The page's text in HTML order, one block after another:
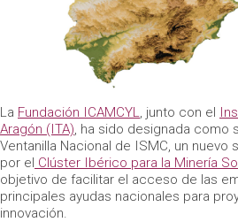
La Fundación ICAMCYL, junto con el
Aragón (ITA), ha sido designada como
Ventanilla Nacional de ISMC, un
por el Clúster Ibérico para la Minería
objetivo de facilitar el acceso de las
principales ayudas nacionales para
innovación.